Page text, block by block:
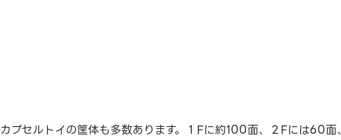
カプセルトイの筐体も多数あります。１Fに約100面、２Fには60面、